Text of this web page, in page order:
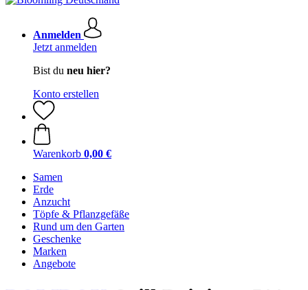
Anmelden
Jetzt anmelden
Bist du neu hier?
Konto erstellen
Warenkorb 0,00 €
Samen
Erde
Anzucht
Töpfe & Pflanzgefäße
Rund um den Garten
Geschenke
Marken
Angebote